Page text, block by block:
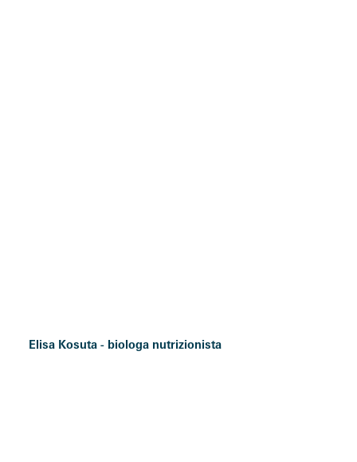
Elisa Kosuta - biologa nutrizionista